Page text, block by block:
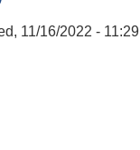
11/16/2022 - 11:29